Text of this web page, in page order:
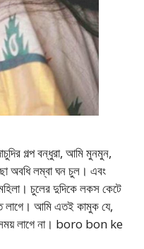
গল্প বন্ধুরা, আমি মুনমুন,
অবধি লম্বা ঘন চুল। এবং
চুলের দুদিকে লকস কেটে
লাগে। আমি এতই কামুক যে,
সময় লাগে না। boro bon ke